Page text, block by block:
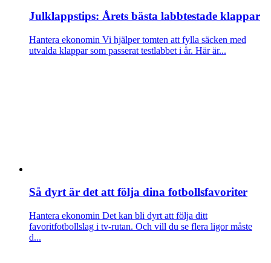
Julklappstips: Årets bästa labbtestade klappar
Hantera ekonomin Vi hjälper tomten att fylla säcken med
utvalda klappar som passerat testlabbet i år. Här är...
Så dyrt är det att följa dina fotbollsfavoriter
Hantera ekonomin Det kan bli dyrt att följa ditt
favoritfotbollslag i tv-rutan. Och vill du se flera ligor måste
d...